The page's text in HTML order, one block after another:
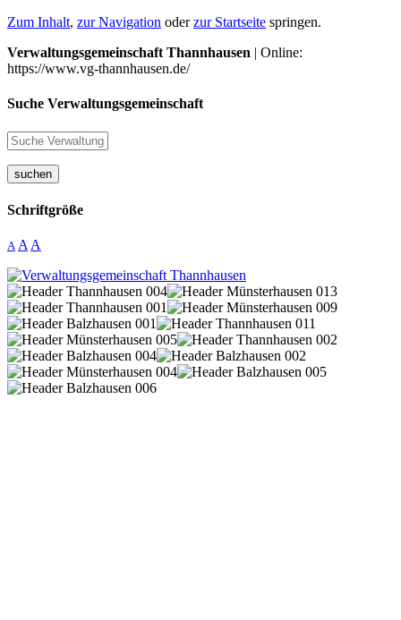
Zum Inhalt, zur Navigation oderzur Startseite springen.
Verwaltungsgemeinschaft Thannhausen | Online:
https://www.vg-thannhausen.de/
Suche Verwaltungsgemeinschaft
suchen
Schriftgröße
A A A